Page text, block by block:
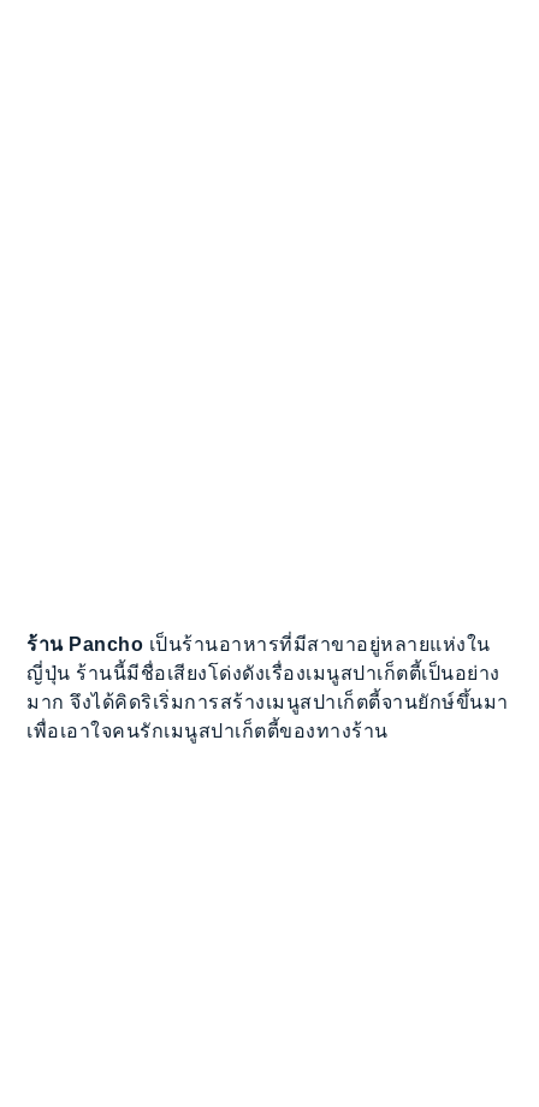
ร้าน Pancho เป็นร้านอาหารที่มีสาขาอยู่หลายแห่งใน
ญี่ปุ่น ร้านนี้มีชื่อเสียงโด่งดังเรื่องเมนูสปาเก็ตตี้เป็นอย่าง
มาก จึงได้คิดริเริ่มการสร้างเมนูสปาเก็ตตี้จานยักษ์ขึ้นมา
เพื่อเอาใจคนรักเมนูสปาเก็ตตี้ของทางร้าน